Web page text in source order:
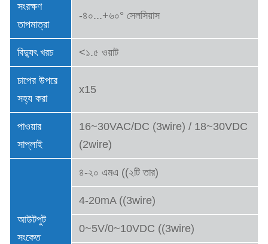
সংরক্ষণ
তাপমাত্রা
-৪০...+৬০° সেলসিয়াস
বিদ্যুৎ খরচ <১.৫ ওয়াট
চাপের উপরে
সহ্য করা
x15
পাওয়ার
সাপ্লাই
16~30VAC/DC (3wire) / 18~30VDC
(2wire)
আউটপুট
সংকেত
৪-২০ এমএ ((২টি তার)
4-20mA ((3wire)
0~5V/0~10VDC ((3wire)